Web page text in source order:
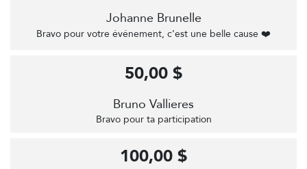
Johanne Brunelle
Bravo pour votre événement, c’est une belle cause ❤️
Bruno Vallieres
Bravo pour ta participation
50,00 $
100,00 $